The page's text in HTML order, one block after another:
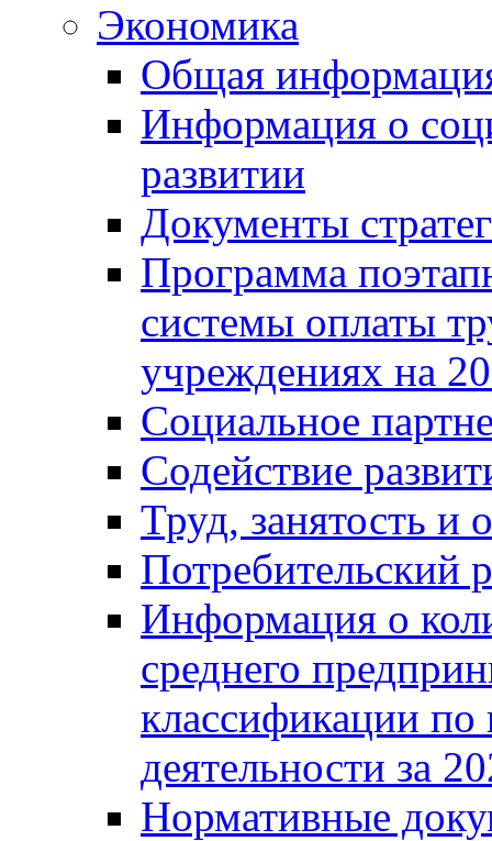
Экономика
Общая
Информация о
развитии
Документы
Программа
системы оплаты
учреждениях на
Социальное
Содействие
Труд, занятость и
Потребительский
Информация о
среднего
классификации
деятельности за
Нормативные